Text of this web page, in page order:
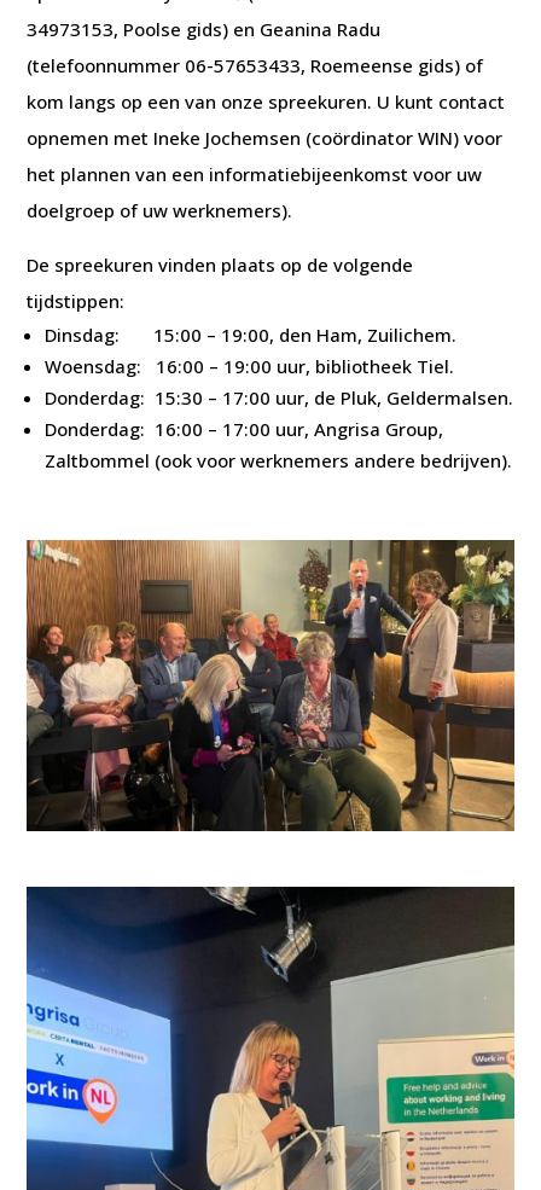
34973153, Poolse gids) en Geanina Radu
(telefoonnummer 06-57653433, Roemeense gids) of
kom langs op een van onze spreekuren. U kunt contact
opnemen met Ineke Jochemsen (coördinator WIN) voor
het plannen van een informatiebijeenkomst voor uw
doelgroep of uw werknemers).
De spreekuren vinden plaats op de volgende
tijdstippen:
Dinsdag: 15:00 – 19:00, den Ham, Zuilichem.
Woensdag: 16:00 – 19:00 uur, bibliotheek Tiel.
Donderdag: 15:30 – 17:00 uur, de Pluk, Geldermalsen.
Donderdag: 16:00 – 17:00 uur, Angrisa Group,
Zaltbommel (ook voor werknemers andere bedrijven).